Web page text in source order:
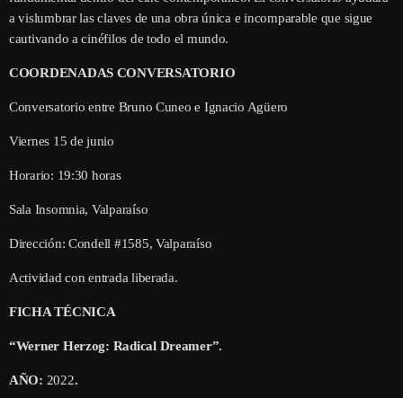
a vislumbrar las claves de una obra única e incomparable que sigue
cautivando a cinéfilos de todo el mundo.
COORDENADAS CONVERSATORIO
Conversatorio entre Bruno Cuneo e Ignacio Agüero
Viernes 15 de junio
Horario: 19:30 horas
Sala Insomnia, Valparaíso
Dirección: Condell #1585, Valparaíso
Actividad con entrada liberada.
FICHA TÉCNICA
“Werner Herzog: Radical Dreamer”.
AÑO: 2022.